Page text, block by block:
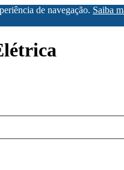
de navegação. Saiba